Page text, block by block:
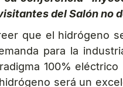
del Salón no
que el hidrógeno
para la
100%
será un